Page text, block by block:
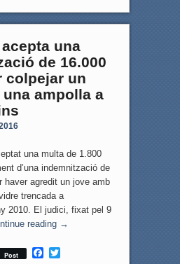
una
de 16.000
colpejar un
ampolla a
una multa de 1.800
d’una indemnització de
haver agredit un jove amb
trencada a
2010. El judici, fixat pel 9
reading →
Post
F
T